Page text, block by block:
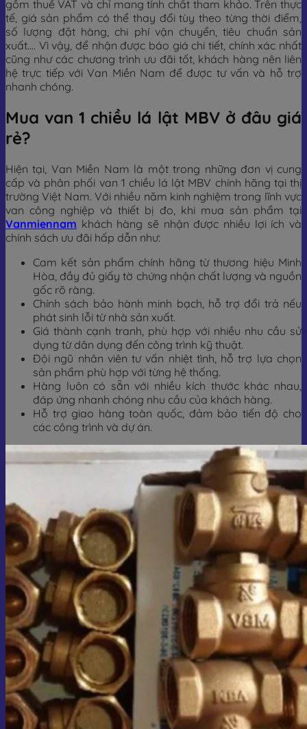
gồm thuế VAT và chỉ mang tính chất tham khảo. Trên thực
tế, giá sản phẩm có thể thay đổi tùy theo từng thời điểm,
số lượng đặt hàng, chi phí vận chuyển, tiêu chuẩn sản
xuất…. Vì vậy, để nhận được báo giá chi tiết, chính xác nhất
cũng như các chương trình ưu đãi tốt, khách hàng nên liên
hệ trực tiếp với Van Miền Nam để được tư vấn và hỗ trợ
nhanh chóng.
Mua van 1 chiều lá lật MBV ở đâu giá
rẻ?
Hiện tại, Van Miền Nam là một trong những đơn vị cung
cấp và phân phối van 1 chiều lá lật MBV chính hãng tại thị
trường Việt Nam. Với nhiều năm kinh nghiệm trong lĩnh vực
van công nghiệp và thiết bị đo, khi mua sản phẩm tại
Vanmiennam khách hàng sẽ nhận được nhiều lợi ích và
chính sách ưu đãi hấp dẫn như:
Cam kết sản phẩm chính hãng từ thương hiệu Minh
Hòa, đầy đủ giấy tờ chứng nhận chất lượng và nguồn
gốc rõ ràng.
Chính sách bảo hành minh bạch, hỗ trợ đổi trả nếu
phát sinh lỗi từ nhà sản xuất.
Giá thành cạnh tranh, phù hợp với nhiều nhu cầu sử
dụng từ dân dụng đến công trình kỹ thuật.
Đội ngũ nhân viên tư vấn nhiệt tình, hỗ trợ lựa chọn
sản phẩm phù hợp với từng hệ thống.
Hàng luôn có sẵn với nhiều kích thước khác nhau,
đáp ứng nhanh chóng nhu cầu của khách hàng.
Hỗ trợ giao hàng toàn quốc, đảm bảo tiến độ cho
các công trình và dự án.